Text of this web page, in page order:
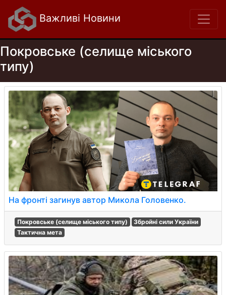
Важливі Новини
Покровське (селище міського
типу)
На фронті загинув автор Микола Головенко.
Покровське (селище міського типу)
Збройні сили України
Тактична мета